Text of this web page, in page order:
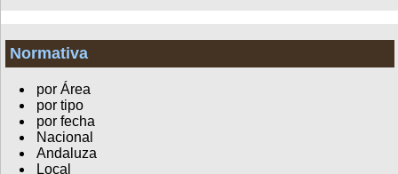
Normativa
por Área
por tipo
por fecha
Nacional
Andaluza
Local